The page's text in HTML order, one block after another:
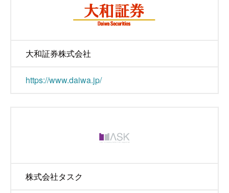
大和証券株式会社
https://www.daiwa.jp/
株式会社タスク